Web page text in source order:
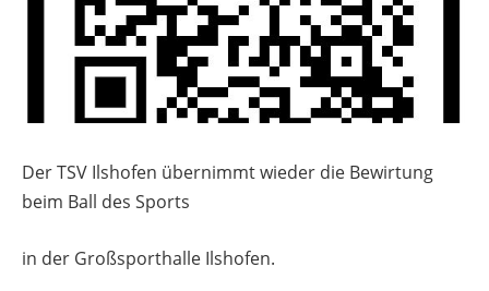
Der TSV Ilshofen übernimmt wieder die Bewirtung
beim Ball des Sports
in der Großsporthalle Ilshofen.